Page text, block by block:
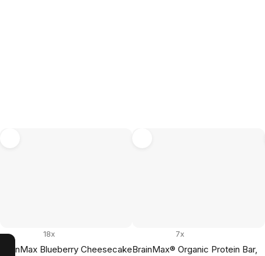
BrainMax Blueberry Cheesecake
18x
BrainMax® Organic Protein Bar,
7x